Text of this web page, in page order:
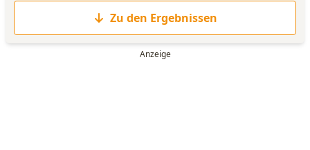
Zu den Ergebnissen